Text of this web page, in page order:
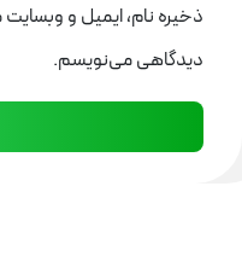
ذخیره نام، ایمیل و وبسایت
دیدگاهی می‌نویسم.